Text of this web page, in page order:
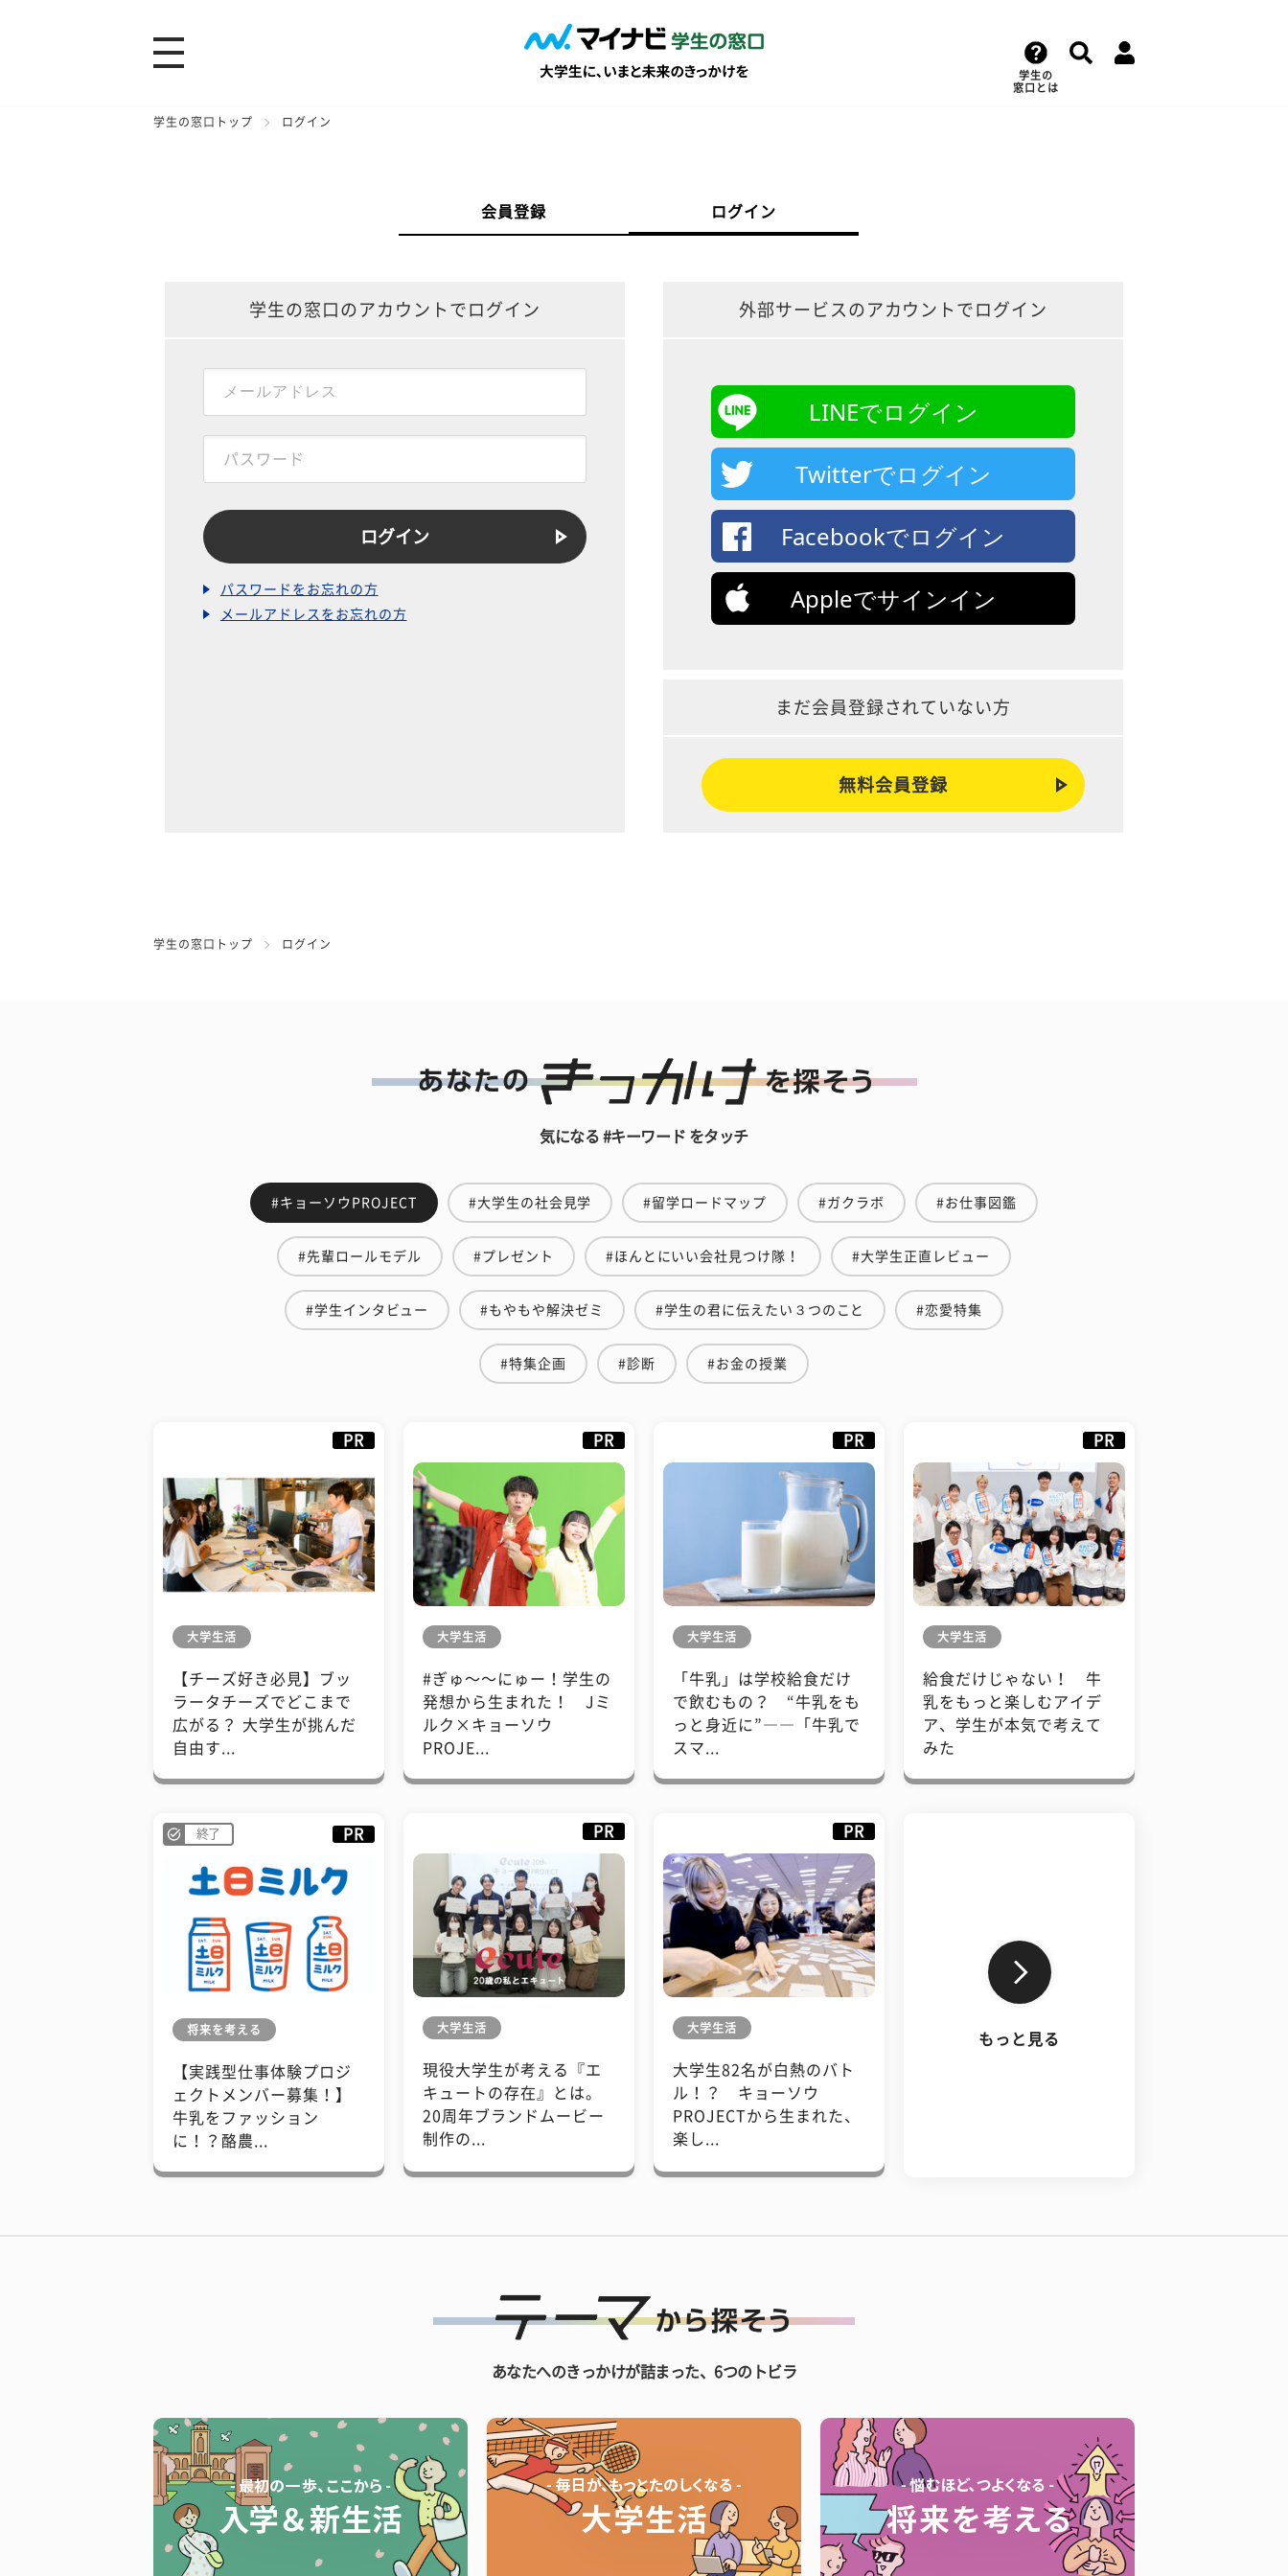
学生の
窓口とは
学生の窓口トップ ログイン
会員登録 ログイン
学生の窓口のアカウントでログイン
パスワードをお忘れの方
メールアドレスをお忘れの方
外部サービスのアカウントでログイン
LINEでログイン
Twitterでログイン
Facebookでログイン
Appleでサインイン
まだ会員登録されていない方
無料会員登録
学生の窓口トップ ログイン
気になる #キーワード をタッチ
#キョーソウPROJECT #大学生の社会見学 #留学ロードマップ #ガクラボ #お仕事図鑑
#先輩ロールモデル #プレゼント #ほんとにいい会社見つけ隊！ #大学生正直レビュー
#学生インタビュー #もやもや解決ゼミ #学生の君に伝えたい３つのこと #恋愛特集
#特集企画 #診断 #お金の授業
PR
大学生活
【チーズ好き必見】ブッ
ラータチーズでどこまで
広がる？ 大学生が挑んだ
自由す...
PR
大学生活
#ぎゅ〜〜にゅー！学生の
発想から生まれた！ Jミ
ルク×キョーソウ
PROJE...
PR
大学生活
「牛乳」は学校給食だけ
で飲むもの？ “牛乳をも
っと身近に”――「牛乳で
スマ...
PR
大学生活
給食だけじゃない！ 牛
乳をもっと楽しむアイデ
ア、学生が本気で考えて
みた
終了 PR
将来を考える
【実践型仕事体験プロジ
ェクトメンバー募集！】
牛乳をファッション
に！？酪農...
PR
大学生活
現役大学生が考える『エ
キュートの存在』とは。
20周年ブランドムービー
制作の...
PR
大学生活
大学生82名が白熱のバト
ル！？ キョーソウ
PROJECTから生まれた、
楽し...
もっと見る
あなたへのきっかけが詰まった、6つのトビラ